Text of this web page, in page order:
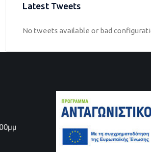
Latest Tweets
No tweets available or bad